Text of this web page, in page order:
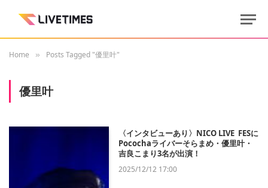
Home » Posts Tagged "優里叶"
優里叶
〈インタビューあり〉NICO LIVE FESに
Pocochaライバーそらまめ・優里叶・
吉良こまり3名が出演！
2025/12/12 17:00